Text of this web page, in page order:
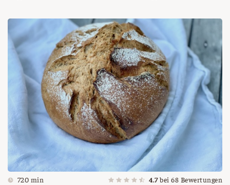
720 min 4.7bei68 Bewertungen